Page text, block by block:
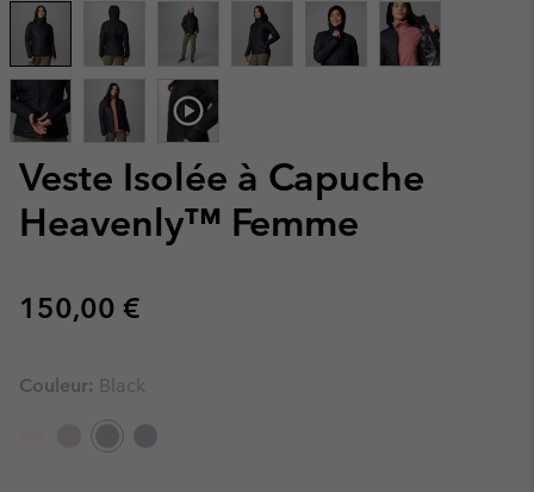
Veste Isolée à Capuche
Heavenly™ Femme
Regular price:
150,00 €
Couleur: Black